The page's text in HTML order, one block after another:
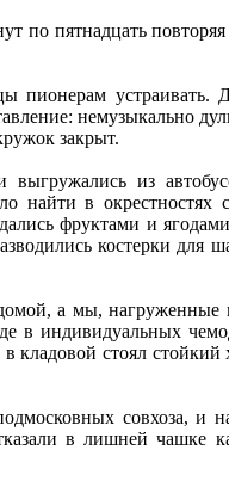
по пятнадцать
пионерам
немузыкально
закрыт.
выгружались из
найти в
фруктами и
костерки для
а мы, нагруженные
индивидуальных
кладовой стоял
совхоза, и
в лишней чашке